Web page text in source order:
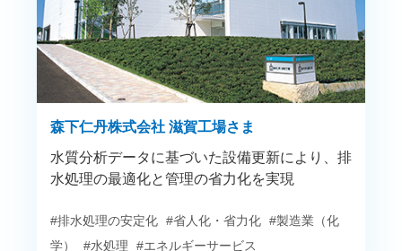
森下仁丹株式会社 滋賀工場さま
水質分析データに基づいた設備更新により、排
水処理の最適化と管理の省力化を実現
#排水処理の安定化 #省人化・省力化 #製造業（化
学）
#水処理 #エネルギーサービス